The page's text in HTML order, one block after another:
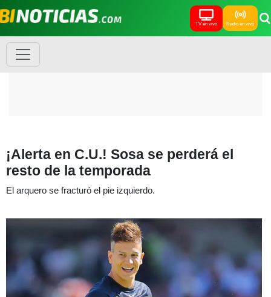
TV en vivo Radio en vivo
¡Alerta en C.U.! Sosa se perderá el
resto de la temporada
El arquero se fracturó el pie izquierdo.